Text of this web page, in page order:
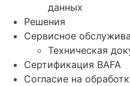
данных
Решения
Сервисное
Техническая
Сертификация BAFA
Согласие на